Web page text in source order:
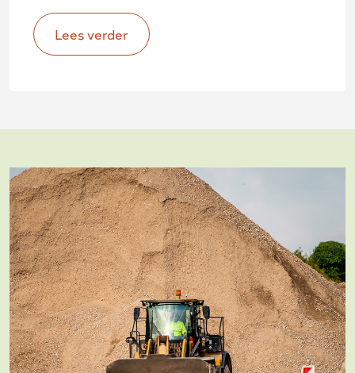
Lees verder